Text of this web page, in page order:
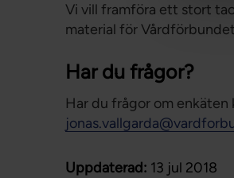
Vi vill framföra ett stort
material för
Har du frågor?
Har du frågor om
Uppdaterad: 13 jul 2018